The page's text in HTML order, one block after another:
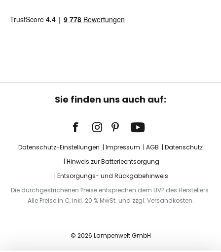
Sie finden uns auch auf:
Datenschutz-Einstellungen Impressum AGB
Datenschutz
Hinweis zur Batterieentsorgung
Entsorgungs- und Rückgabehinweis
Die durchgestrichenen Preise entsprechen dem UVP des Herstellers.
Alle Preise in €, inkl. 20 % MwSt. und zzgl. Versandkosten.
© 2026 Lampenwelt GmbH